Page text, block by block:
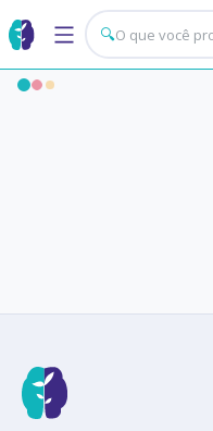
🔍